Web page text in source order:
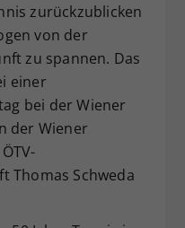
zurückzublicken
von der
zu spannen. Das
einer
bei der Wiener
der Wiener
Thomas Schweda